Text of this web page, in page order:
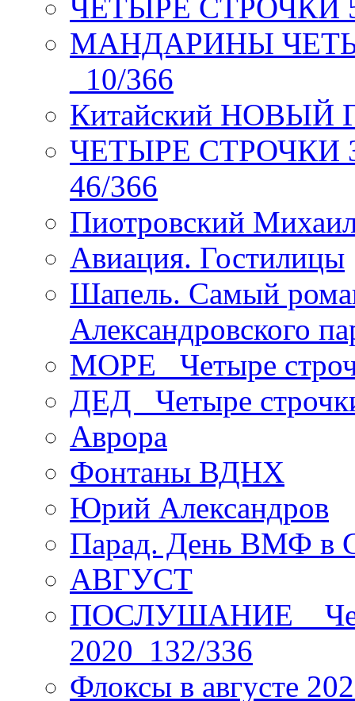
ЧЕТЫРЕ СТРОЧКИ 5
МАНДАРИНЫ
_10/366
Китайский НОВЫЙ
ЧЕТЫРЕ СТРОЧКИ
46/366
Пиотровский
Авиация. Гостилицы
Шапель. Самый
Александровского
МОРЕ _Четыре
ДЕД _Четыре
Аврора
Фонтаны ВДНХ
Юрий Александров
Парад. День ВМФ в
АВГУСТ
ПОСЛУШАНИЕ _
2020_132/336
Флоксы в августе